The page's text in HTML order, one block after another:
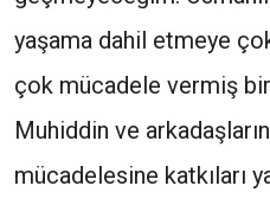
yaşama dahil etmeye
çok mücadele vermiş bir
Muhiddin ve
mücadelesine katkıları